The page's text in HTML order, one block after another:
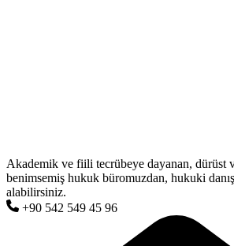
Akademik ve fiili tecrübeye dayanan, dürüst
benimsemiş hukuk büromuzdan, hukuki
alabilirsiniz.
+90 542 549 45 96